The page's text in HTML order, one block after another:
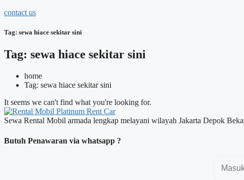
contact us
Tag: sewa hiace sekitar sini
Tag: sewa hiace sekitar sini
home
Tag: sewa hiace sekitar sini
It seems we can't find what you're looking for.
Sewa Rental Mobil armada lengkap melayani wilayah Jakarta Depok
Butuh Penawaran via whatsapp ?